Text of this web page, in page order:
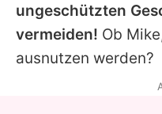
ungeschützten
vermeiden! Ob Mike
ausnutzen werden?